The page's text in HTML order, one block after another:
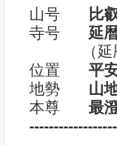
山号
比
寺号
延
（延暦
位置
平
地勢
山
本尊
最